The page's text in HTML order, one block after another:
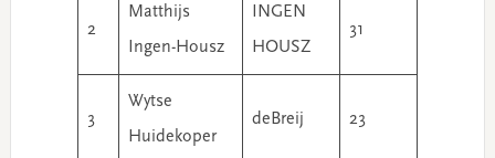
2
Matthijs
Ingen-Housz
INGEN
HOUSZ
31
3
Wytse
Huidekoper
deBreij 23